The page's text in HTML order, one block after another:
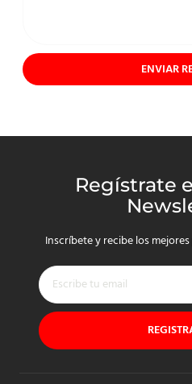
ENVIAR
Regístrate
Inscríbete y recibe los